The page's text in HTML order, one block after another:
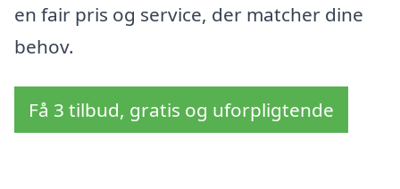
en fair pris og service, der matcher dine
behov.
Få 3 tilbud, gratis og uforpligtende